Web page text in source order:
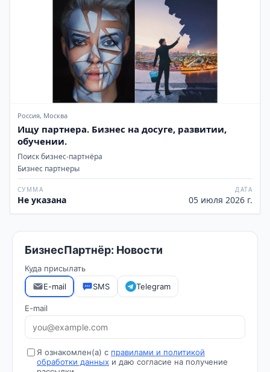
Россия, Москва
Ищу партнера. Бизнес на досуге, развитии,
обучении.
Поиск бизнес-партнёра
Бизнес партнеры
СУММА
Не указана
ДАТА
05 июля 2026 г.